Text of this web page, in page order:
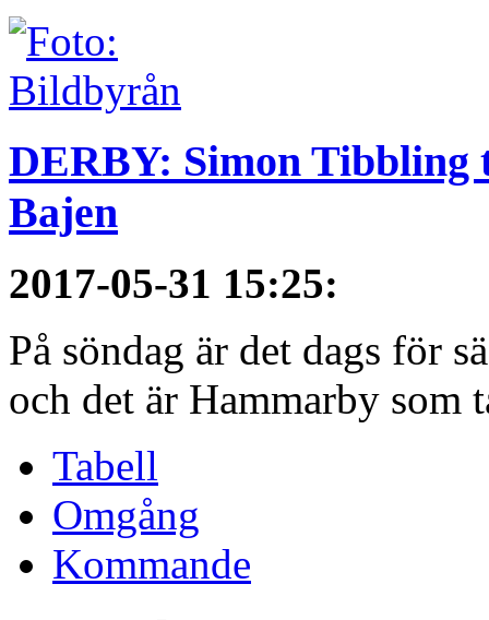
DERBY: Simon
Bajen
2017-05-31 15:25:
På söndag är det dags för
och det är Hammarby som
Tabell
Omgång
Kommande